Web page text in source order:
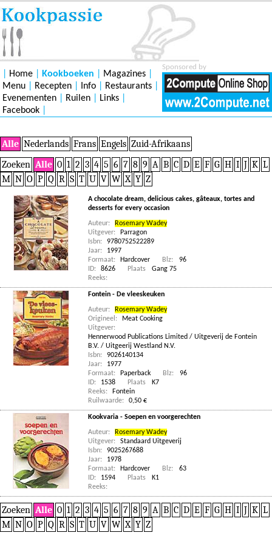
Sponsored by
Home Kookboeken Magazines
Menu
Recepten Info Restaurants
Evenementen
Ruilen Links
Facebook
Alle Nederlands Frans Engels Zuid-Afrikaans
Zoeken Alle 0 1 2 3 4 5 6 7 8 9 A B C D E F G H I J K L
M N O P Q R S T U V W X Y Z
A chocolate dream, delicious cakes, gâteaux, tortes and
desserts for every occasion
Auteur:
Rosemary Wadey
Uitgever:
Parragon
Isbn:
9780752522289
Jaar:
1997
Formaat:
Hardcover Blz:
96
ID:
8626 Plaats
Gang 75
Reeks:
Fontein - De vleeskeuken
Auteur:
Rosemary Wadey
Origineel:
Meat Cooking
Uitgever:
Hennerwood Publications Limited / Uitgeverij de Fontein
B.V. / Uitgeerij Westland N.V.
Isbn:
9026140134
Jaar:
1977
Formaat:
Paperback Blz:
96
ID:
1538 Plaats
K7
Reeks:
Fontein
Ruilwaarde:
0,50 €
Kookvaria - Soepen en voorgerechten
Auteur:
Rosemary Wadey
Uitgever:
Standaard Uitgeverij
Isbn:
9025267688
Jaar:
1978
Formaat:
Hardcover Blz:
63
ID:
1594 Plaats
K1
Reeks:
Zoeken Alle 0 1 2 3 4 5 6 7 8 9 A B C D E F G H I J K L
M N O P Q R S T U V W X Y Z